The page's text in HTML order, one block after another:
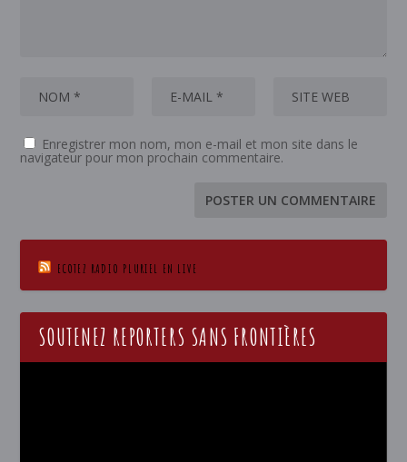
Enregistrer mon nom, mon e-mail et mon site dans le
navigateur pour mon prochain commentaire.
ECOTEZ RADIO PLURIEL EN LIVE
SOUTENEZ REPORTERS SANS FRONTIÈRES